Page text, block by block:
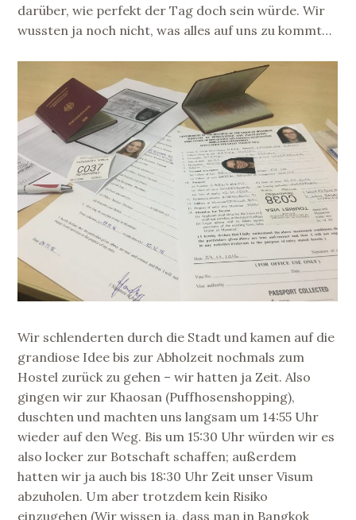
darüber, wie perfekt der Tag doch sein würde. Wir
wussten ja noch nicht, was alles auf uns zu kommt…
Wir schlenderten durch die Stadt und kamen auf die
grandiose Idee bis zur Abholzeit nochmals zum
Hostel zurück zu gehen – wir hatten ja Zeit. Also
gingen wir zur Khaosan (Puffhosenshopping),
duschten und machten uns langsam um 14:55 Uhr
wieder auf den Weg. Bis um 15:30 Uhr würden wir es
also locker zur Botschaft schaffen; außerdem
hatten wir ja auch bis 18:30 Uhr Zeit unser Visum
abzuholen. Um aber trotzdem kein Risiko
einzugehen (Wir wissen ja, dass man in Bangkok